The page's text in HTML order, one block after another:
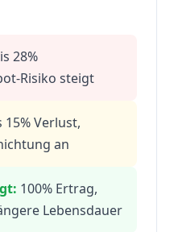
28%
Risiko steigt
15% Verlust,
an
100% Ertrag,
Lebensdauer